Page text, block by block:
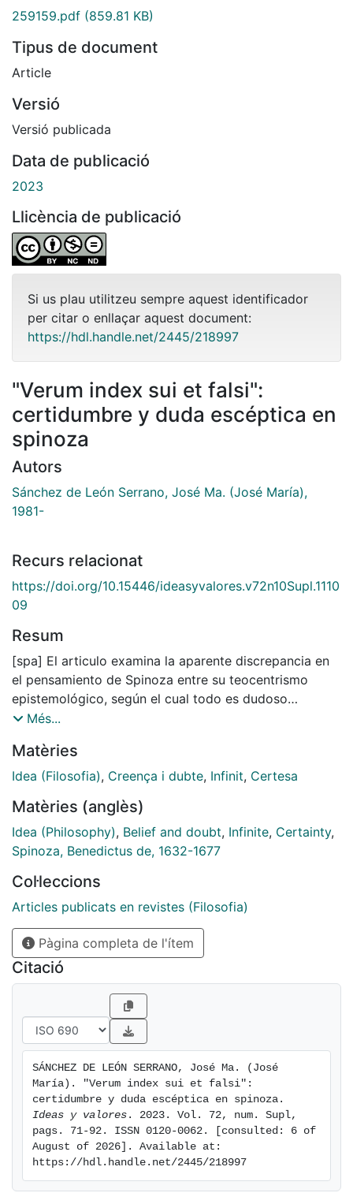
259159.pdf (859.81 KB)
Tipus de document
Article
Versió
Versió publicada
Data de publicació
2023
Llicència de publicació
Si us plau utilitzeu sempre aquest identificador
per citar o enllaçar aquest document:
https://hdl.handle.net/2445/218997
"Verum index sui et falsi":
certidumbre y duda escéptica en
spinoza
Autors
Sánchez de León Serrano, José Ma. (José María),
1981-
Recurs relacionat
https://doi.org/10.15446/ideasyvalores.v72n10Supl.1110
09
Resum
[spa] El articulo examina la aparente discrepancia en
el pensamiento de Spinoza entre su teocentrismo
epistemológico, según el cual todo es dudoso
mientras desconocemos la existencia de Dios, y el
posesión de ideas verdaderas excluye toda
incertidumbre. Lejos de contradecirse, estas dos
correlativos del mismo planteamiento gnoseólogico.
Se muestra así que la naturaleza divina no es ajena al
intelecto humano y que este es capaz de contemplar
a la de Dios.
[eng] The article examines the apparent discrepancy
in Spinoza's thought between his epistemological
theocentrism, according to which everything is
doubtful while we do not know the existence of God,
and the principle verum index sui et falsi, according to
which the mere possession of true ideas excludes all
uncertainty. Far from contradicting each other, these
two statements constitute in Spinoza two correlative
aspects of the same gnoseological approach. It is thus
shown that the divine nature is not alien to the human
intellect and that it is capable of contemplating reality
from an all-embracing perspective, identical to that of
God.
Més...
Matèries
Idea (Filosofia), Creença i dubte, Infinit, Certesa
Matèries (anglès)
Idea (Philosophy), Belief and doubt, Infinite, Certainty,
Spinoza, Benedictus de, 1632-1677
Col·leccions
Articles publicats en revistes (Filosofia)
Pàgina completa de l'ítem
Citació
SÁNCHEZ DE LEÓN SERRANO, José Ma. (José
María). "Verum index sui et falsi":
Ideas y valores . 2023. Vol. 72, num. Supl,
pags. 71-92. ISSN 0120-0062. [consulted: 6 of
August of 2026]. Available at:
https://hdl.handle.net/2445/218997